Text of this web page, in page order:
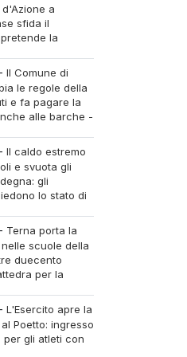
a
sfida il
la
Il Comune di
le regole della
e fa pagare la
alle barche -
Il caldo estremo
e svuota gli
gli
lo stato di
Terna porta la
scuole della
duecento
per la
L'Esercito apre la
Poetto: ingresso
per gli atleti con